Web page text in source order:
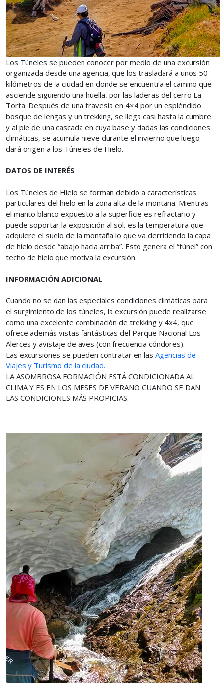
Los Túneles se pueden conocer por medio de una excursión
organizada desde una agencia, que los trasladará a unos 50
kilómetros de la ciudad en donde se encuentra el camino que
asciende siguiendo una huella, por las laderas del cerro La
Torta. Después de una travesía en 4×4 por un espléndido
bosque de lengas y un trekking, se llega casi hasta la cumbre
y al pie de una cascada en cuya base y dadas las condiciones
climáticas, se acumula nieve durante el invierno que luego
dará origen a los Túneles de Hielo.
DATOS DE INTERÉS
Los Túneles de Hielo se forman debido a características
particulares del hielo en la zona alta de la montaña. Mientras
el manto blanco expuesto a la superficie es refractario y
puede soportar la exposición al sol, es la temperatura que
adquiere el suelo de la montaña lo que va derritiendo la capa
de hielo desde “abajo hacia arriba”. Esto genera el “túnel” con
techo de hielo que motiva la excursión.
INFORMACIÓN ADICIONAL
Cuando no se dan las especiales condiciones climáticas para
el surgimiento de los túneles, la excursión puede realizarse
como una excelente combinación de trekking y 4x4, que
ofrece además vistas fantásticas del Parque Nacional Los
Alerces y avistaje de aves (con frecuencia cóndores).
Las excursiones se pueden contratar en las Agencias de
Viajes y Turismo de la ciudad.
LA ASOMBROSA FORMACIÓN ESTÁ CONDICIONADA AL
CLIMA Y ES EN LOS MESES DE VERANO CUANDO SE DAN
LAS CONDICIONES MÁS PROPICIAS.